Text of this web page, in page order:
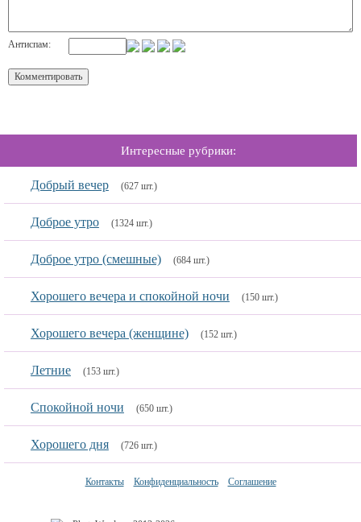
Антиспам:
Интересные рубрики:
Добрый вечер (627 шт.)
Доброе утро (1324 шт.)
Доброе утро (смешные) (684 шт.)
Хорошего вечера и спокойной ночи (150 шт.)
Хорошего вечера (женщине) (152 шт.)
Летние (153 шт.)
Спокойной ночи (650 шт.)
Хорошего дня (726 шт.)
Контакты Конфиденциальность Соглашение